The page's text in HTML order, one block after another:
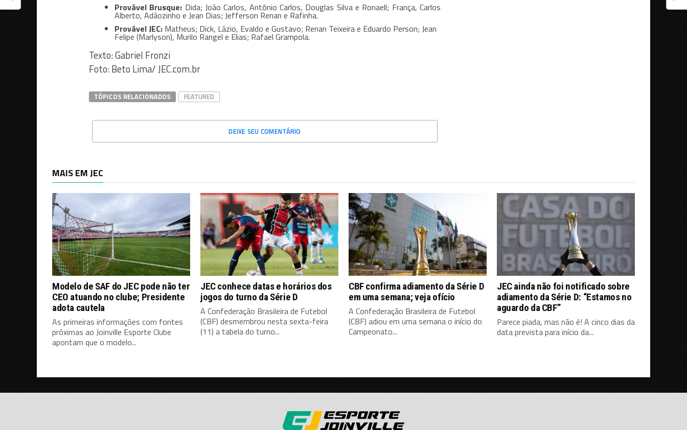
Provável Brusque: Dida; João Carlos, Antônio Carlos, Douglas Silva e Ronaell; França, Carlos
Alberto, Adãozinho e Jean Dias; Jefferson Renan e Rafinha.
Provável JEC: Matheus; Dick, Lázio, Evaldo e Gustavo; Renan Teixeira e Eduardo Person; Jean
Felipe (Marlyson), Murilo Rangel e Elias; Rafael Grampola.
Texto: Gabriel Fronzi
Foto: Beto Lima/ JEC.com.br
TÓPICOS RELACIONADOS FEATURED
DEIXE SEU COMENTÁRIO
MAIS EM JEC
Modelo de SAF do JEC pode não ter
CEO atuando no clube; Presidente
adota cautela
As primeiras informações com fontes
próximas ao Joinville Esporte Clube
apontam que o modelo...
JEC conhece datas e horários dos
jogos do turno da Série D
A Confederação Brasileira de Futebol
(CBF) desmembrou nesta sexta-feira
(11) a tabela do turno...
CBF confirma adiamento da Série D
em uma semana; veja ofício
A Confederação Brasileira de Futebol
(CBF) adiou em uma semana o início do
Campeonato...
JEC ainda não foi notificado sobre
adiamento da Série D: “Estamos no
aguardo da CBF”
Parece piada, mas não é! A cinco dias da
data prevista para início da...